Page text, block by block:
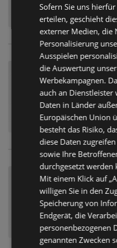
Sofern Sie uns
erteilen, geschieht
externer Medien, die
Personalisierung
Ausspielen
die Auswertung
Werbekampagnen.
auch an Dienstleister
Daten in Länder
Europäischen Union
besteht das Risiko,
diese Daten
sowie Ihre
durchgesetzt werden
Mit einem Klick auf
willigen Sie in den
Speicherung von
Endgerät, die
personenbezogenen
genannten Zwecken